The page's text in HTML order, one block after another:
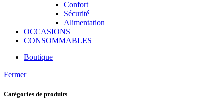
Confort
Sécurité
Alimentation
OCCASIONS
CONSOMMABLES
Boutique
Fermer
Catégories de produits